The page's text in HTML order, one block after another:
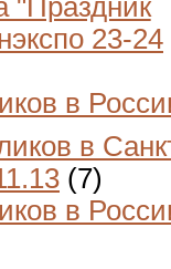
"Праздник
23-24
в
в
(7)
в